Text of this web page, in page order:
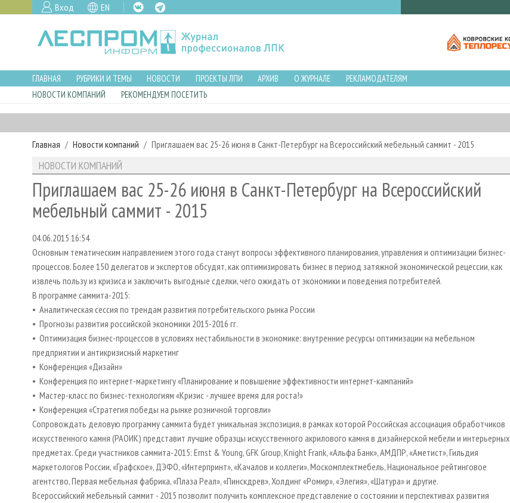
Вход EN
ГЛАВНАЯ РУБРИКИ И ТЕМЫ НОВОСТИ ПРОЕКТЫ ЛПИ АРХИВ О ЖУРНАЛЕ
РЕКЛАМОДАТЕЛЯМ
НОВОСТИ КОМПАНИЙ
РЕКОМЕНДУЕМ ПОСЕТИТЬ
Главная Новости компаний Приглашаем вас 25-26 июня в Санкт-Петербург на Всероссийский мебельный саммит - 2015
НОВОСТИ КОМПАНИЙ
Приглашаем вас 25-26 июня в Санкт-Петербург на Всероссийский
мебельный саммит - 2015
04.06.2015 16:54
Основным тематическим направлением этого года станут вопросы эффективного планирования, управления и оптимизации бизнес-
процессов. Более 150 делегатов и экспертов обсудят, как оптимизировать бизнес в период затяжной экономической рецессии, как
извлечь пользу из кризиса и заключить выгодные сделки, чего ожидать от экономики и поведения потребителей.
В программе саммита-2015:
• Аналитическая сессия по трендам развития потребительского рынка России
• Прогнозы развития российской экономики 2015-2016 гг.
• Оптимизация бизнес-процессов в условиях нестабильности в экономике: внутренние ресурсы оптимизации на мебельном
предприятии и антикризисный маркетинг
• Конференция «Дизайн»
• Конференция по интернет-маркетингу «Планирование и повышение эффективности интернет-кампаний»
• Мастер-класс по бизнес-технологиям «Кризис - лучшее время для роста!»
• Конференция «Стратегия победы на рынке розничной торговли»
Сопровождать деловую программу саммита будет уникальная экспозиция, в рамках которой Российская ассоциация обработчиков
искусственного камня (РАОИК) представит лучшие образцы искусственного акрилового камня в дизайнерской мебели и интерьерных
предметах. Среди участников саммита-2015: Ernst & Young, GFK Group, Knight Frank, «Альфа Банк», АМДПР, «Аметист», Гильдия
маркетологов России, «Графское», ДЭФО, «Интерпринт», «Качалов и коллеги», Москомплектмебель, Национальное рейтинговое
агентство, Первая мебельная фабрика, «Плаза Реал», «Пинcкдрев», Холдинг «Ромир», «Элегия», «Шатура» и другие.
Всероссийский мебельный саммит - 2015 позволит получить комплексное представление о состоянии и перспективах развития